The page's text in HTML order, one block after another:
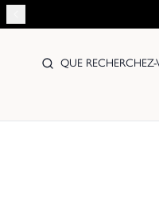
QUE RECHERCHEZ-